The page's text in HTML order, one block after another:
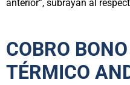
anterior”, subrayan al
COBRO
TÉRMICO